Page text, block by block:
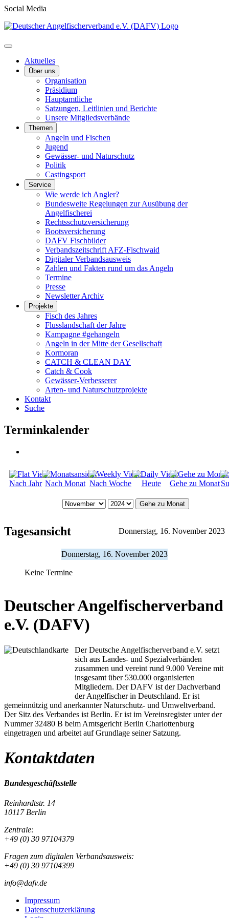
Social Media
Aktuelles
Über uns
Organisation
Präsidium
Hauptamtliche
Satzungen, Leitlinien und Berichte
Unsere Mitgliedsverbände
Themen
Angeln und Fischen
Jugend
Gewässer- und Naturschutz
Politik
Castingsport
Service
Wie werde ich Angler?
Bundesweite Regelungen zur Ausübung der
Angelfischerei
Rechtsschutzversicherung
Bootsversicherung
DAFV Fischbilder
Verbandszeitschrift AFZ-Fischwaid
Digitaler Verbandsausweis
Zahlen und Fakten rund um das Angeln
Termine
Presse
Newsletter Archiv
Projekte
Fisch des Jahres
Flusslandschaft der Jahre
Kampagne #gehangeln
Angeln in der Mitte der Gesellschaft
Kormoran
CATCH & CLEAN DAY
Catch & Cook
Gewässer-Verbesserer
Arten- und Naturschutzprojekte
Kontakt
Suche
Terminkalender
Nach Jahr Nach Monat Nach Woche Heute Gehe zu Monat
Gehe zu Monat
Tagesansicht Donnerstag, 16. November 2023
Donnerstag, 16. November 2023
Keine Termine
Deutscher Angelfischerverband
e.V. (DAFV)
Der Deutsche Angelfischerverband e.V. setzt
sich aus Landes- und Spezialverbänden
zusammen und vereint rund 9.000 Vereine mit
insgesamt über 530.000 organisierten
Mitgliedern. Der DAFV ist der Dachverband
der Angelfischer in Deutschland. Er ist
gemeinnützig und anerkannter Naturschutz- und Umweltverband.
Der Sitz des Verbandes ist Berlin. Er ist im Vereinsregister unter der
Nummer 32480 B beim Amtsgericht Berlin Charlottenburg
eingetragen und arbeitet auf Grundlage seiner Satzung.
Kontaktdaten
Bundesgeschäftsstelle
Reinhardtstr. 14
10117 Berlin
Zentrale:
+49 (0) 30 97104379
Fragen zum digitalen Verbandsausweis:
+49 (0) 30 97104399
info@dafv.de
Impressum
Datenschutzerklärung